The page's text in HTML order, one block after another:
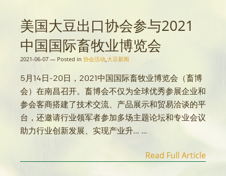
美国大豆出口协会参与2021
中国国际畜牧业博览会
2021-06-07 — Posted in 协会活动 大豆新闻
5月14日-20日，2021中国国际畜牧业博览会（畜博
会）在南昌召开。畜博会不仅为全球优秀参展企业和
参会客商搭建了技术交流、产品展示和贸易洽谈的平
台，还邀请行业领军者参加多场主题论坛和专业会议
助力行业创新发展、实现产业升... …
Read Full Article